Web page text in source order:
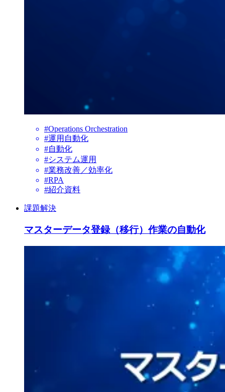
#Operations Orchestration
#運用自動化
#自動化
#システム運用
#業務改善／効率化
#RPA
#紹介資料
課題解決
マスターデータ登録（移行）作業の自動化